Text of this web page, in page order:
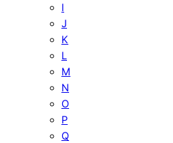
I
J
K
L
M
N
O
P
Q